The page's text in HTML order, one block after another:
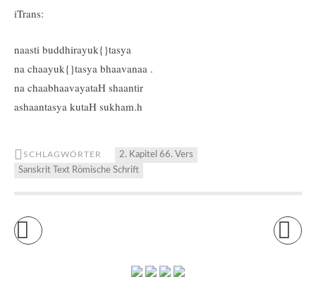
iTrans:
naasti buddhirayuk{}tasya
na chaayuk{}tasya bhaavanaa .
na chaabhaavayataH shaantir
ashaantasya kutaH sukham.h
SCHLAGWÖRTER
2. Kapitel 66. Vers
Sanskrit Text Römische Schrift